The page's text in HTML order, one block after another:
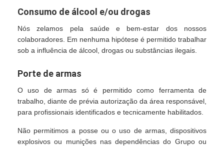
Consumo de álcool e/ou drogas
Nós zelamos pela saúde e bem-estar dos nossos
colaboradores. Em nenhuma hipótese é permitido trabalhar
sob a influência de álcool, drogas ou substâncias ilegais.
Porte de armas
O uso de armas só é permitido como ferramenta de
trabalho, diante de prévia autorização da área responsável,
para profissionais identificados e tecnicamente habilitados.
Não permitimos a posse ou o uso de armas, dispositivos
explosivos ou munições nas dependências do Grupo ou